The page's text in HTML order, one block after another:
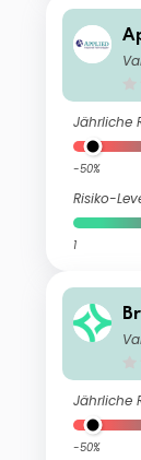
Jährliche
-50%
Risiko-
1
Jährliche
-50%